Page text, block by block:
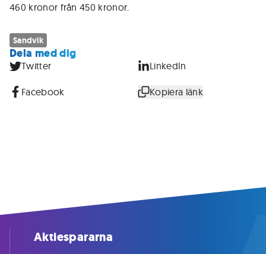
460 kronor från 450 kronor.
Sandvik
Dela med dig
Twitter LinkedIn
Facebook Kopiera länk
Aktiespararna